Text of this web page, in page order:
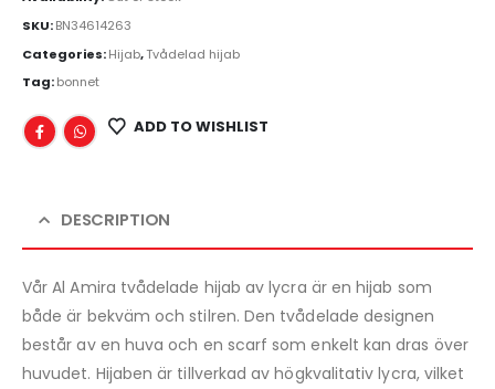
SKU:BN34614263
Categories:Hijab,Tvådelad hijab
Tag:bonnet
ADD TO WISHLIST
DESCRIPTION
Vår Al Amira tvådelade hijab av lycra är en hijab som
både är bekväm och stilren. Den tvådelade designen
består av en huva och en scarf som enkelt kan dras över
huvudet. Hijaben är tillverkad av högkvalitativ lycra, vilket